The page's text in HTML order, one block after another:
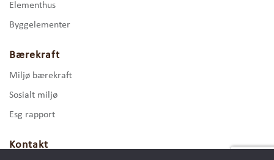
Elementhus
Byggelementer
Bærekraft
Miljø bærekraft
Sosialt miljø
Esg rapport
Kontakt